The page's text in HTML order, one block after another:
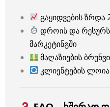
გაყიდვების ზრდა
დროის და
მარკეტინგში
მაღაზიების
კლიენტების